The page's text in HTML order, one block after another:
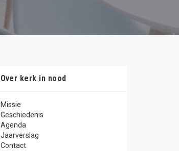
Over kerk in nood
Missie
Geschiedenis
Agenda
Jaarverslag
Contact